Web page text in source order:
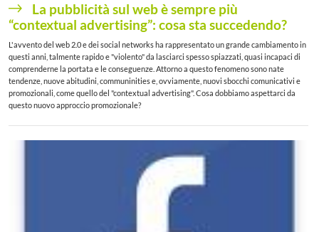
La pubblicità sul web è sempre più
“contextual advertising”: cosa sta succedendo?
L'avvento del web 2.0 e dei social networks ha rappresentato un grande cambiamento in
questi anni, talmente rapido e "violento" da lasciarci spesso spiazzati, quasi incapaci di
comprenderne la portata e le conseguenze. Attorno a questo fenomeno sono nate
tendenze, nuove abitudini, communinities e, ovviamente, nuovi sbocchi comunicativi e
promozionali, come quello del "contextual advertising". Cosa dobbiamo aspettarci da
questo nuovo approccio promozionale?